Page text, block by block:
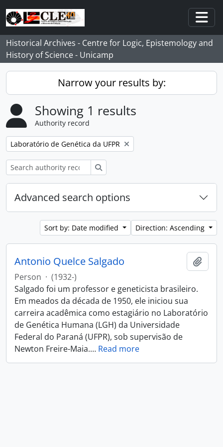
Skip to main content
Historical Archives - Centre for Logic, Epistemology and
History of Science - Unicamp
Narrow your results by:
Showing 1 results
Authority record
Remove filter:
Laboratório de Genética da UFPR
Advanced search options
Sort by: Date modified Direction: Ascending
Antonio Quelce Salgado
Person · (1932-)
Salgado foi um professor e geneticista brasileiro.
Em meados da década de 1950, ele iniciou sua
carreira acadêmica como estagiário no Laboratório
de Genética Humana (LGH) da Universidade
Federal do Paraná (UFPR), sob supervisão de
Newton Freire-Maia.… Read more